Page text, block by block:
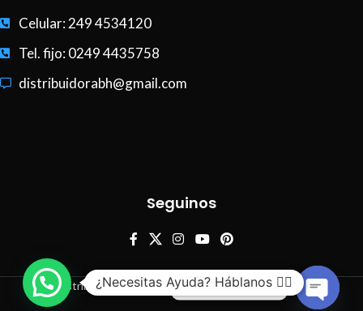
Celular: 249 4534120
Tel. fijo: 0249 4435758
distribuidorabh@gmail.com
Seguinos
Distribuidora BH - Todos los derechos reservados
¿Necesitas Ayuda? Háblanos 🙋‍♂️
Contáctatenos